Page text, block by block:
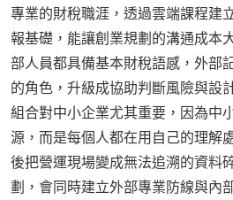
專業的財稅職涯，透過雲端課程建
報基礎，能讓創業規劃的溝通成本
部人員都具備基本財稅語感，外部
的角色，升級成協助判斷風險與設
組合對中小企業尤其重要，因為中
源，而是每個人都在用自己的理解
後把營運現場變成無法追溯的資料
劃，會同時建立外部專業防線與內